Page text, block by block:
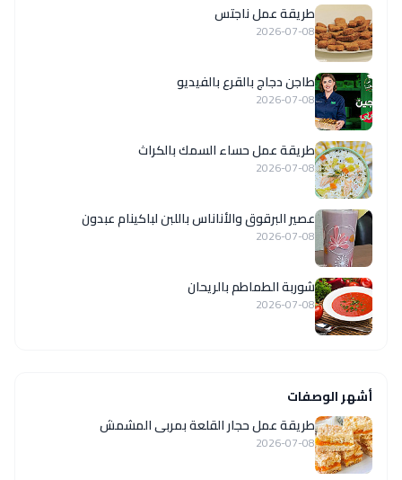
طريقة عمل ناجتس
2026-07-08
طاجن دجاج بالقرع بالفيديو
2026-07-08
طريقة عمل حساء السمك بالكراث
2026-07-08
عصير البرقوق والأناناس باللبن لباكينام عبدون
2026-07-08
شوربة الطماطم بالريحان
2026-07-08
أشهر الوصفات
طريقة عمل حجار القلعة بمربى المشمش
2026-07-08